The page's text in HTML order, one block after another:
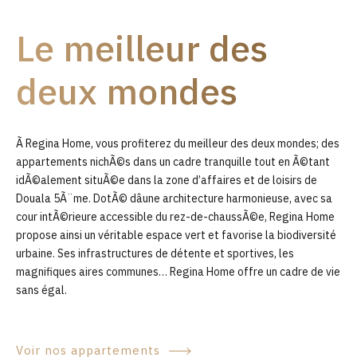
0
Le meilleur des
deux mondes
Ã Regina Home, vous profiterez du meilleur des deux mondes; des
appartements nichÃ©s dans un cadre tranquille tout en Ã©tant
idÃ©alement situÃ©e dans la zone d’affaires et de loisirs de
Douala 5Ã¨me. DotÃ© dâune architecture harmonieuse, avec sa
cour intÃ©rieure accessible du rez-de-chaussÃ©e, Regina Home
propose ainsi un véritable espace vert et favorise la biodiversité
urbaine. Ses infrastructures de détente et sportives, les
magnifiques aires communes… Regina Home offre un cadre de vie
sans égal.
Voir nos appartements